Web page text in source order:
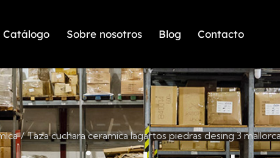
Catálogo Sobre nosotros Blog Contacto
Taza cuchara ceramica lagartos piedras desing 3